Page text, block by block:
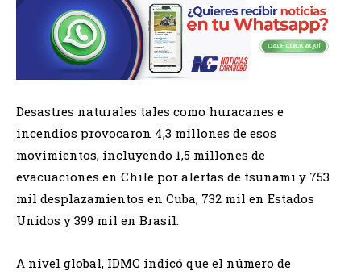
Desastres naturales tales como huracanes e
incendios provocaron 4,3 millones de esos
movimientos, incluyendo 1,5 millones de
evacuaciones en Chile por alertas de tsunami y 753
mil desplazamientos en Cuba, 732 mil en Estados
Unidos y 399 mil en Brasil.
A nivel global, IDMC indicó que el número de